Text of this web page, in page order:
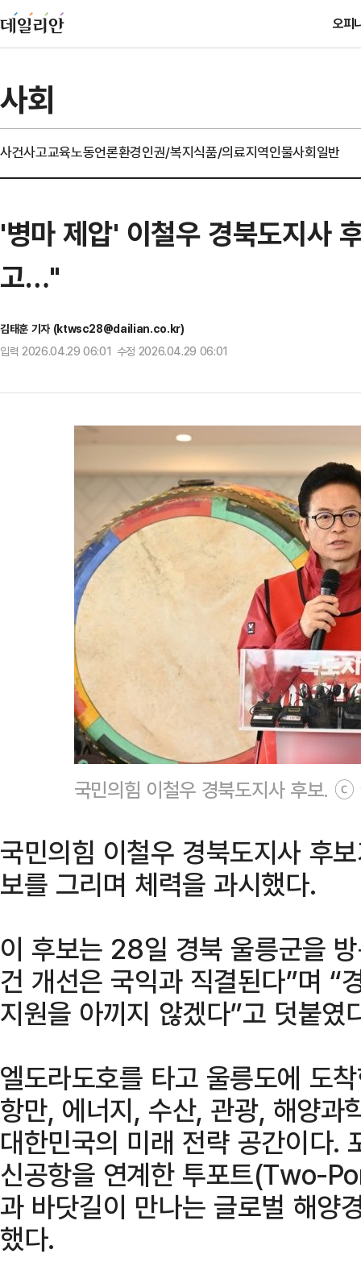
오피
사회
사건사고교육노동언론환경인권/복지식품/의료지역인물사회일반
'병마 제압' 이철우 경북도지사
고…"
김태훈 기자 (ktwsc28@dailian.co.kr)
입력 2026.04.29 06:01 수정 2026.04.29 06:01
국민의힘 이철우 경북도지사 후보. ⓒ
국민의힘 이철우 경북도지사 후
보를 그리며 체력을 과시했다.
이 후보는 28일 경북 울릉군을
건 개선은 국익과 직결된다”며 “
지원을 아끼지 않겠다”고 덧붙였
엘도라도호를 타고 울릉도에 도
항만, 에너지, 수산, 관광, 해양과
대한민국의 미래 전략 공간이다.
신공항을 연계한 투포트(Two-
과 바닷길이 만나는 글로벌 해양
했다.